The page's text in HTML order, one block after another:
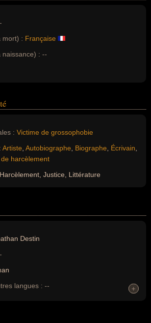
mort) : Française
naissance) : --
: Victime de grossophobie
Artiste Autobiographe Biographe Écrivain
harcèlement
Justice, Littérature
Destin
langues : --
+
+